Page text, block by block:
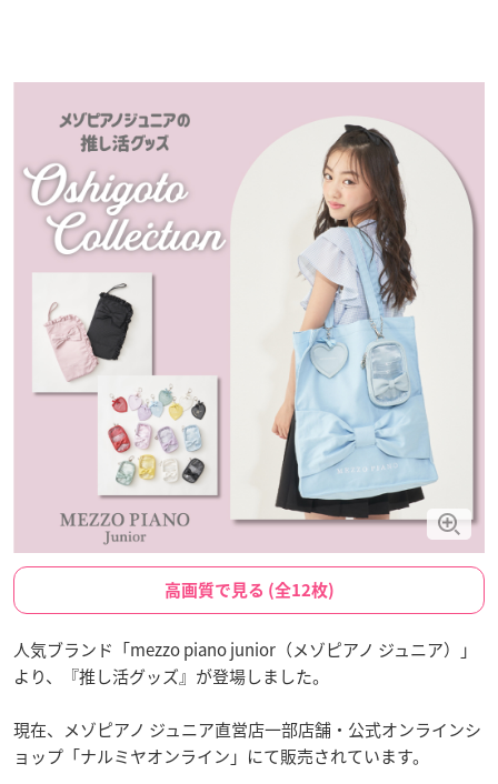
高画質で見る (全12枚)
人気ブランド「mezzo piano junior（メゾピアノ ジュニア）」
より、『推し活グッズ』が登場しました。
現在、メゾピアノ ジュニア直営店一部店舗・公式オンラインシ
ョップ「ナルミヤオンライン」にて販売されています。